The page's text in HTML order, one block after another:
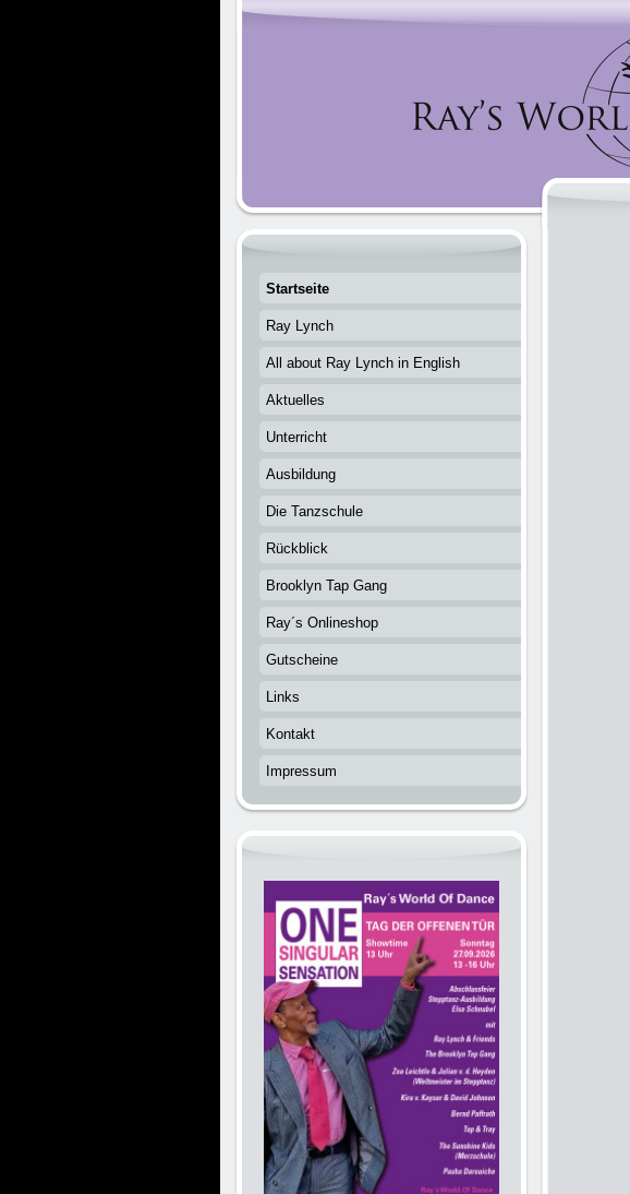
Startseite
Ray Lynch
All about Ray Lynch in English
Aktuelles
Unterricht
Ausbildung
Die Tanzschule
Rückblick
Brooklyn Tap Gang
Ray´s Onlineshop
Gutscheine
Links
Kontakt
Impressum